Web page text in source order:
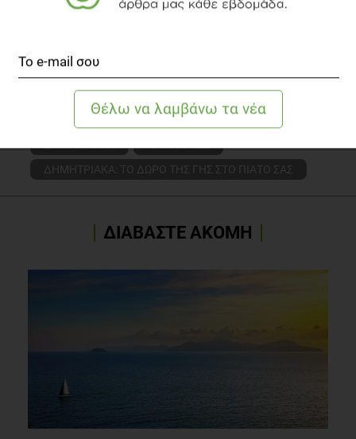
ΔΗΜΗΤΡΙΑΚΑ: ΤΟ ΔΩΡΟ ΤΗΣ ΓΗΣ ΣΤΟ ΠΙΑΤΟ ΣΑΣ
ΔΙΑΒΑΣΤΕ ΑΚΟΜΗ